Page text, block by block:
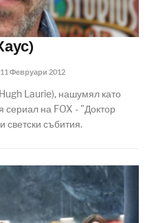
11 Февруари 2012
Laurie), нашумял като
сериал на FOX - "Доктор
светски събития.